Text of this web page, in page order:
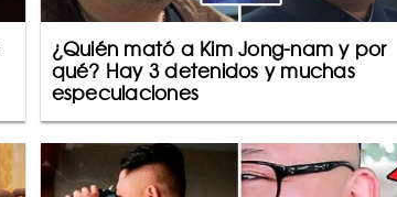
¿Quién mató a Kim Jong-nam y por
qué? Hay 3 detenidos y muchas
especulaciones